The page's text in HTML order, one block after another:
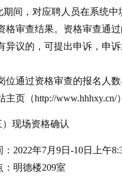
期间，对应聘人员在系统
格审查结果。资格审查通
异议的，可提出申诉，申
位通过资格审查的报名人
主页（http://www.hhhxy.cn/）
现场资格确认
2022年7月 9日-10日 上午
明德楼209室